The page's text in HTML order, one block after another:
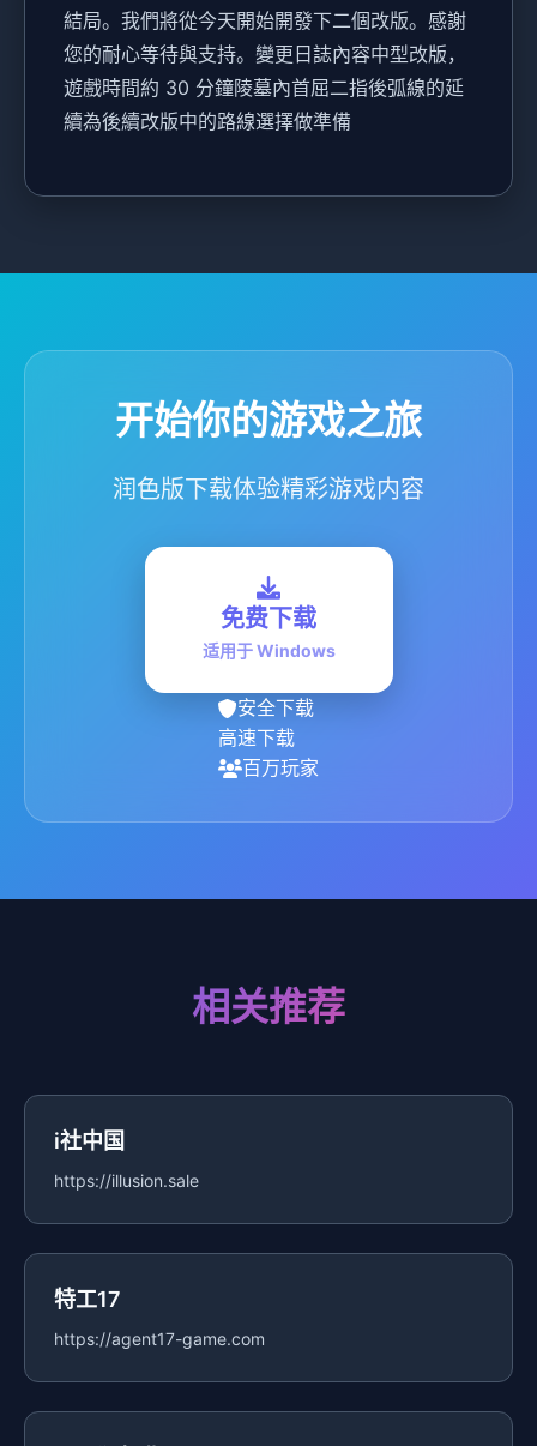
結局。我們將從今天開始開發下二個改版。感謝
您的耐心等待與支持。變更日誌內容中型改版，
遊戲時間約 30 分鐘陵墓內首屈二指後弧線的延
續為後續改版中的路線選擇做準備
开始你的游戏之旅
润色版下载体验精彩游戏内容
免费下载
适用于 Windows
安全下载
高速下载
百万玩家
相关推荐
i社中国
https://illusion.sale
特工17
https://agent17-game.com